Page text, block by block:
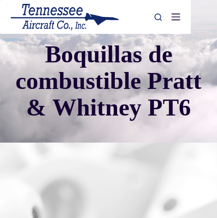
contenido
Boquillas de
combustible Pratt
& Whitney PT6